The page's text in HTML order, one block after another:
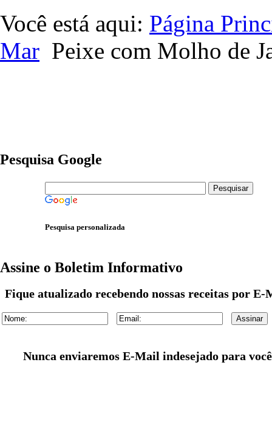
Você está aqui: Página
Mar Peixe com Molho de
Pesquisa Google
Pesquisa personalizada
Assine o Boletim Informativo
Fique atualizado recebendo nossas receitas por E-
Nunca enviaremos E-Mail indesejado para